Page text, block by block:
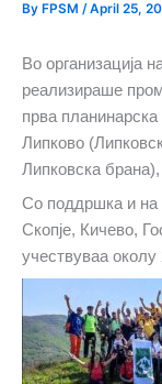
By FPSM /April 25,
Во организација
реализираше
прва
Липково
Липковска
Со поддршка и на
Скопје, Кичево,
учествуваа